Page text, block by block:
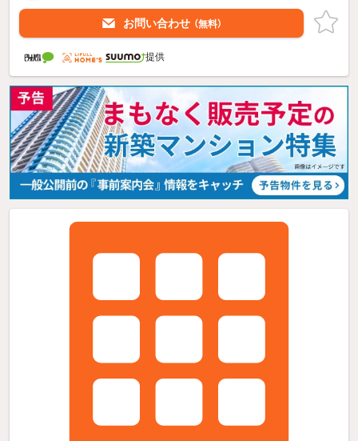
お問い合わせ （無料）
提供